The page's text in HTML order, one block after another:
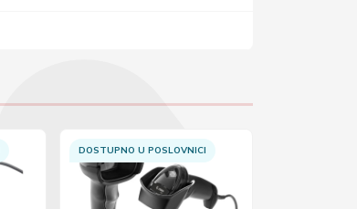
DOSTUPNO U POSLOVNICI